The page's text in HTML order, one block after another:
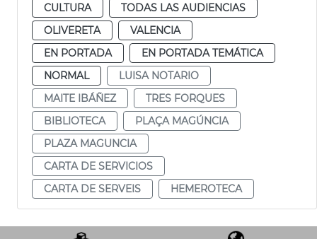
CULTURA
TODAS LAS AUDIENCIAS
OLIVERETA
VALENCIA
EN PORTADA
EN PORTADA TEMÁTICA
NORMAL
LUISA NOTARIO
MAITE IBÁÑEZ
TRES FORQUES
BIBLIOTECA
PLAÇA MAGÚNCIA
PLAZA MAGUNCIA
CARTA DE SERVICIOS
CARTA DE SERVEIS
HEMEROTECA